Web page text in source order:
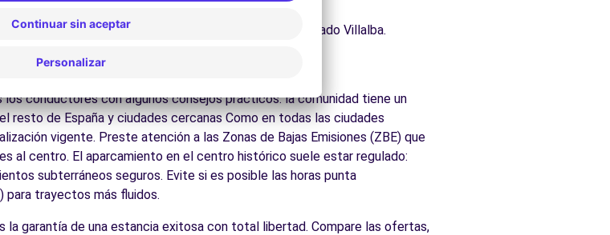
regional en los restaurantes y mercados de Collado Villalba.
en Collado Villalba
conductores con algunos consejos prácticos. la comunidad tiene un
resto de España y ciudades cercanas Como en todas las ciudades
vigente. Preste atención a las Zonas de Bajas Emisiones (ZBE) que
al centro. El aparcamiento en el centro histórico suele estar regulado:
subterráneos seguros. Evite si es posible las horas punta
para trayectos más fluidos.
la garantía de una estancia exitosa con total libertad. Compare las ofertas,